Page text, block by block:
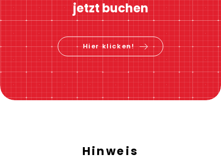
Sofortige Preisberechnung
Preis berechnen &
jetzt buchen